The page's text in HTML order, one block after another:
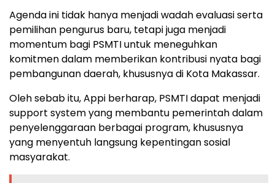
Agenda ini tidak hanya menjadi wadah evaluasi serta
pemilihan pengurus baru, tetapi juga menjadi
momentum bagi PSMTI untuk meneguhkan
komitmen dalam memberikan kontribusi nyata bagi
pembangunan daerah, khususnya di Kota Makassar.
Oleh sebab itu, Appi berharap, PSMTI dapat menjadi
support system yang membantu pemerintah dalam
penyelenggaraan berbagai program, khususnya
yang menyentuh langsung kepentingan sosial
masyarakat.